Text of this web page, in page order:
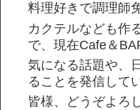
料理好きで調理師
カクテルなども作
で、現在Cafe＆
気になる話題や、
ることを発信して
皆様、どうぞよろ